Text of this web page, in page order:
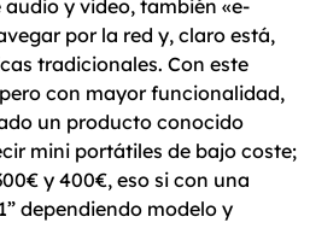
y video, también «e-
por la red y, claro está,
tradicionales. Con este
con mayor funcionalidad,
un producto conocido
mini portátiles de bajo coste;
y 400€, eso si con una
dependiendo modelo y